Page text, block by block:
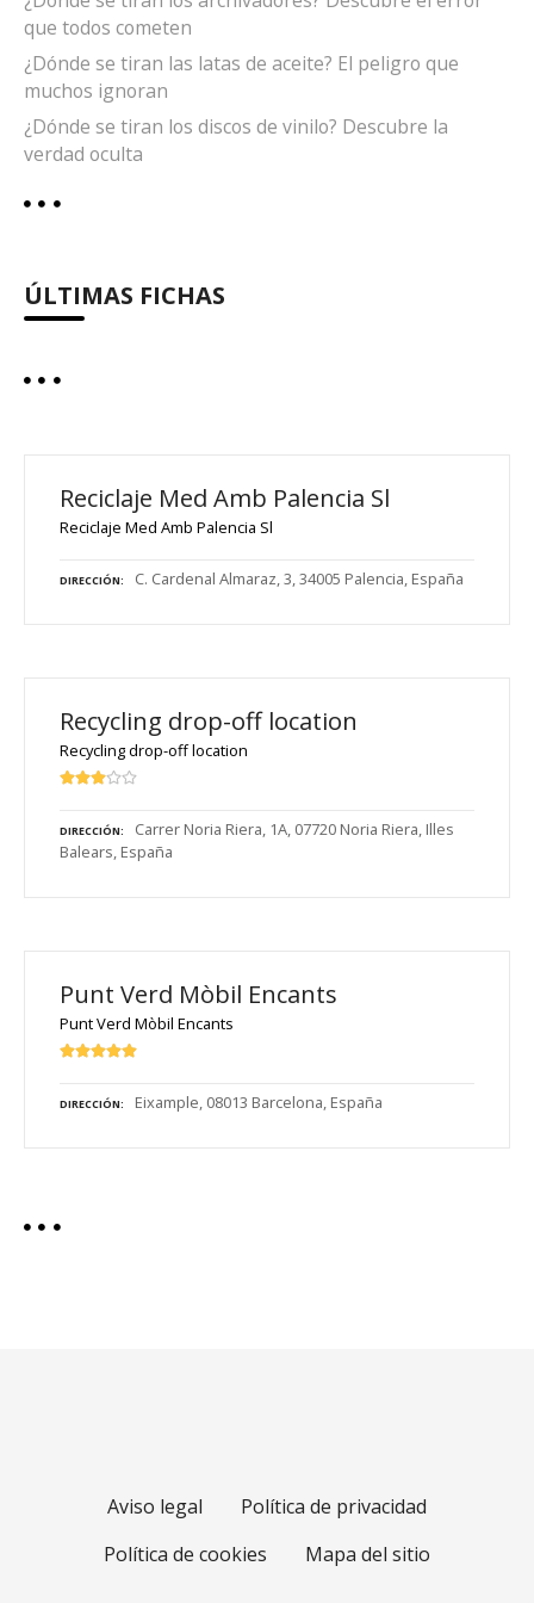
que todos cometen
¿Dónde se tiran las latas de aceite? El peligro que
muchos ignoran
¿Dónde se tiran los discos de vinilo? Descubre la
verdad oculta
ÚLTIMAS FICHAS
Reciclaje Med Amb Palencia Sl
Reciclaje Med Amb Palencia Sl
DIRECCIÓN C. Cardenal Almaraz, 3, 34005 Palencia, España
Recycling drop-off location
Recycling drop-off location
DIRECCIÓN
Carrer Noria Riera, 1A, 07720 Noria Riera, Illes
Balears, España
Punt Verd Mòbil Encants
Punt Verd Mòbil Encants
DIRECCIÓN Eixample, 08013 Barcelona, España
Aviso legal
Política de privacidad
Política de cookies
Mapa del sitio